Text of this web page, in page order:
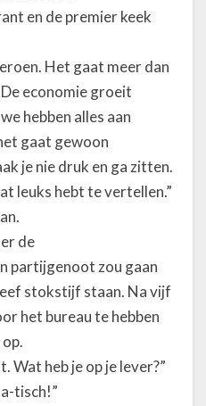
en de premier keek
Het gaat meer dan
economie groeit
hebben alles aan
gaat gewoon
je nie druk en ga zitten.
leuks hebt te vertellen.”
de
partijgenoot zou gaan
stokstijf staan. Na vijf
het bureau te hebben
Wat heb je op je lever?”
tisch!”